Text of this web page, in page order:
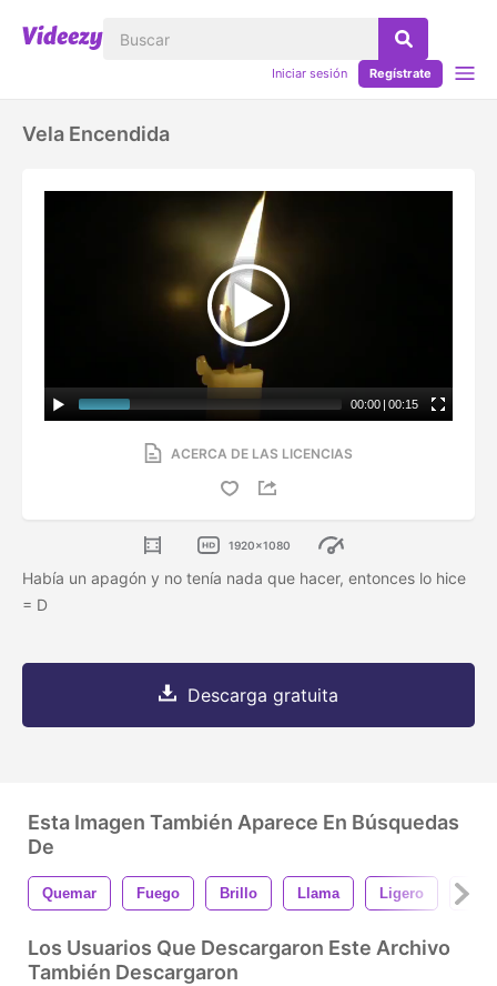
Iniciar sesión Regístrate
Vela Encendida
00:00 | 00:15
ACERCA DE LAS LICENCIAS
1920x1080
Había un apagón y no tenía nada que hacer, entonces lo hice
= D
Descarga gratuita
Esta Imagen También Aparece En Búsquedas
De
Quemar Fuego Brillo Llama Ligero
Los Usuarios Que Descargaron Este Archivo
También Descargaron